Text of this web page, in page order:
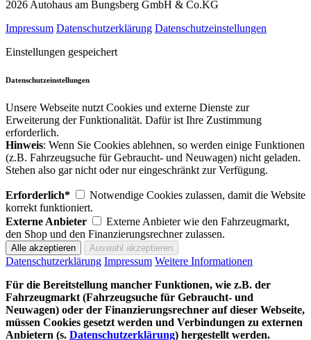
2026 Autohaus am Bungsberg GmbH & Co.KG
Impressum Datenschutzerklärung Datenschutzeinstellungen
Einstellungen gespeichert
Datenschutzeinstellungen
Unsere Webseite nutzt Cookies und externe Dienste zur
Erweiterung der Funktionalität. Dafür ist Ihre Zustimmung
erforderlich.
Hinweis: Wenn Sie Cookies ablehnen, so werden einige Funktionen
(z.B. Fahrzeugsuche für Gebraucht- und Neuwagen) nicht geladen.
Stehen also gar nicht oder nur eingeschränkt zur Verfügung.
Erforderlich*
Notwendige Cookies zulassen, damit die Website
korrekt funktioniert.
Externe Anbieter
Externe Anbieter wie den Fahrzeugmarkt,
den Shop und den Finanzierungsrechner zulassen.
Datenschutzerklärung Impressum Weitere Informationen
Für die Bereitstellung mancher Funktionen, wie z.B. der
Fahrzeugmarkt (Fahrzeugsuche für Gebraucht- und
Neuwagen) oder der Finanzierungsrechner auf dieser Webseite,
müssen Cookies gesetzt werden und Verbindungen zu externen
Anbietern (s. Datenschutzerklärung) hergestellt werden.